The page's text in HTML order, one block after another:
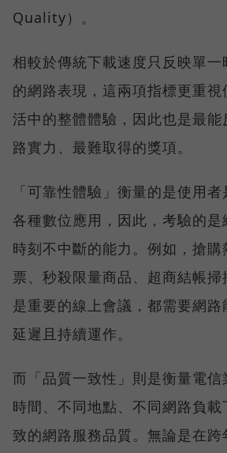
Quality）。
相較於傳統下載速度只反映單一
的網路表現，這兩項指標更重視
活中的整體體驗，因此也是最能
路實力、最難取得的獎項。
「可靠性體驗」衡量的是使用
各種數位應用，因此，考驗的
時刻不中斷的能力。例如，搶購
票、秒殺限量商品、超商結帳
是重要的線上會議，都需要網
延遲且持續運作。
而「品質一致性」則是衡量電信
時間、不同地點、不同網路負
致的網路服務品質。無論是在跨